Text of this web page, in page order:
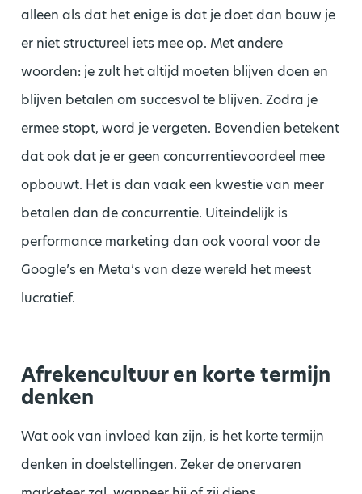
alleen als dat het enige is dat je doet dan bouw je
er niet structureel iets mee op. Met andere
woorden: je zult het altijd moeten blijven doen en
blijven betalen om succesvol te blijven. Zodra je
ermee stopt, word je vergeten. Bovendien betekent
dat ook dat je er geen concurrentievoordeel mee
opbouwt. Het is dan vaak een kwestie van meer
betalen dan de concurrentie. Uiteindelijk is
performance marketing dan ook vooral voor de
Google’s en Meta’s van deze wereld het meest
lucratief.
Afrekencultuur en korte termijn
denken
Wat ook van invloed kan zijn, is het korte termijn
denken in doelstellingen. Zeker de onervaren